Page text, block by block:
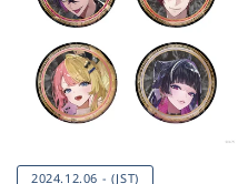
2024.12.06 - (JST)